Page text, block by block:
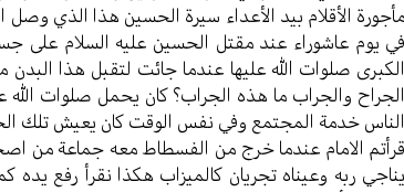
مأجورة الأقلام بيد الأعداء سيرة الحسين هذا الذي وصل
في يوم عاشوراء عند مقتل الحسين عليه السلام على
الكبرى صلوات الله عليها عندما جائت لتقبل هذا
الجراح والجراب ما هذه الجراب؟ كان يحمل صلوات الله
الناس خدمة المجتمع وفي نفس الوقت كان يعيش تلك
قرأتم الامام عندما خرج من الفسطاط معه جماعة من
يناجي ربه وعيناه تجريان كالميزاب هكذا نقرأ رفع